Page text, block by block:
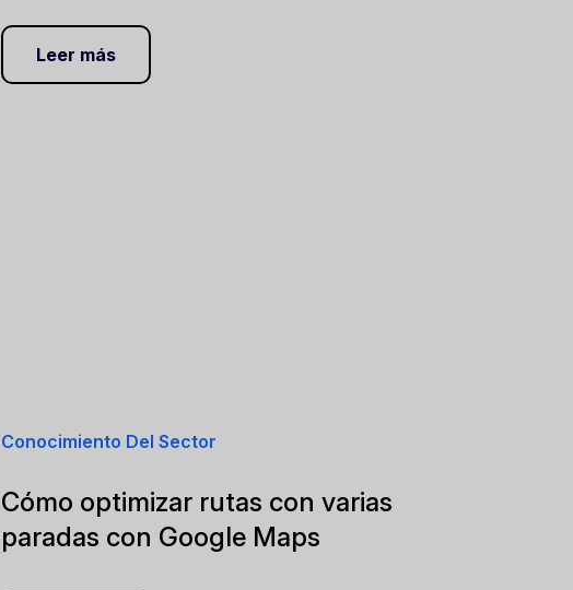
Leer más
Conocimiento Del Sector
Cómo optimizar rutas con varias
paradas con Google Maps